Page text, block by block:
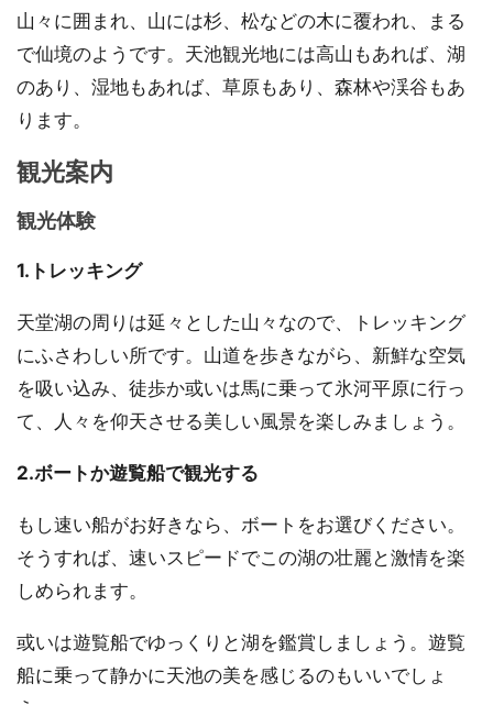
山々に囲まれ、山には杉、松などの木に覆われ、まる
で仙境のようです。天池観光地には高山もあれば、湖
のあり、湿地もあれば、草原もあり、森林や渓谷もあ
ります。
観光案内
観光体験
1.トレッキング
天堂湖の周りは延々とした山々なので、トレッキング
にふさわしい所です。山道を歩きながら、新鮮な空気
を吸い込み、徒歩か或いは馬に乗って氷河平原に行っ
て、人々を仰天させる美しい風景を楽しみましょう。
2.ボートか遊覧船で観光する
もし速い船がお好きなら、ボートをお選びください。
そうすれば、速いスピードでこの湖の壮麗と激情を楽
しめられます。
或いは遊覧船でゆっくりと湖を鑑賞しましょう。遊覧
船に乗って静かに天池の美を感じるのもいいでしょ